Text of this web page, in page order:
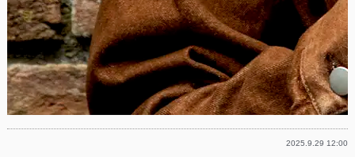
2025.9.29 12:00